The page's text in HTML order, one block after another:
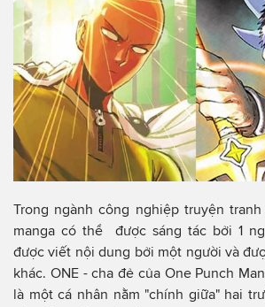
Trong ngành công nghiệp truyện
manga có thể được sáng tác bởi 1
được viết nội dung bởi một người và
khác. ONE - cha đẻ của One Punch
là một cá nhân nằm "chính giữa" hai